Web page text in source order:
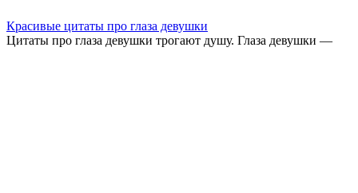
Красивые цитаты про глаза девушки
Цитаты про глаза девушки трогают душу. Глаза девушки —